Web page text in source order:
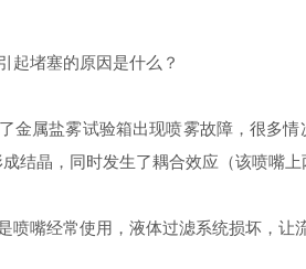
堵塞的原因是什么？
金属盐雾试验箱出现喷雾故障，很多
结晶，同时发生了耦合效应（该喷嘴
喷嘴经常使用，液体过滤系统损坏，让